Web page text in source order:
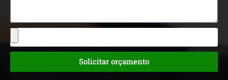
Solicitar orçamento